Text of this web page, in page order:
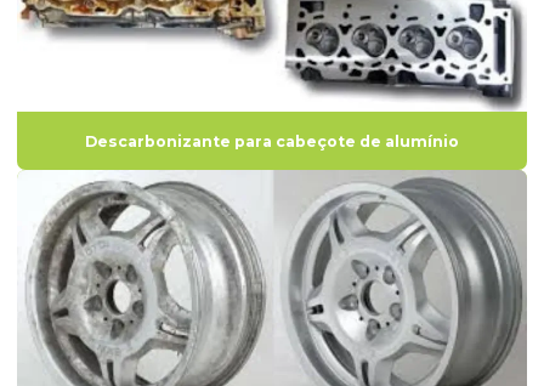
Descarbonizante para cabeçote de alumínio